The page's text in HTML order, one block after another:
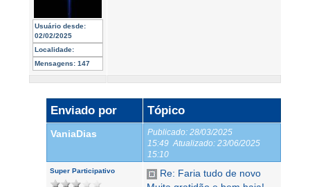
Usuário desde:
02/02/2025
Localidade:
Mensagens: 147
Enviado por Tópico
VaniaDias Publicado: 28/03/2025
15:49 Atualizado: 23/06/2025
15:10
Super Participativo
Re: Faria tudo de novo